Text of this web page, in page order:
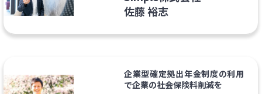
佐藤 裕志
企業型確定拠出年金制度の利用
で企業の社会保険料削減を